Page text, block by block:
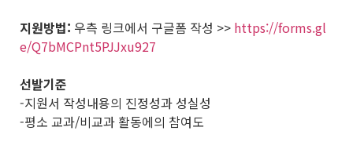
지원방법: 우측 링크에서 구글폼 작성 >> https://forms.gl
e/Q7bMCPnt5PJJxu927
선발기준
-지원서 작성내용의 진정성과 성실성
-평소 교과/비교과 활동에의 참여도